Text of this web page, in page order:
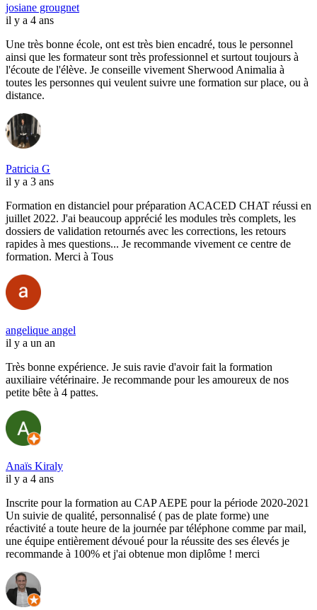
josiane grougnet
il y a 4 ans
Une très bonne école, ont est très bien encadré, tous le personnel
ainsi que les formateur sont très professionnel et surtout toujours à
l'écoute de l'élève. Je conseille vivement Sherwood Animalia à
toutes les personnes qui veulent suivre une formation sur place, ou à
distance.
Patricia G
il y a 3 ans
Formation en distanciel pour préparation ACACED CHAT réussi en
juillet 2022. J'ai beaucoup apprécié les modules très complets, les
dossiers de validation retournés avec les corrections, les retours
rapides à mes questions... Je recommande vivement ce centre de
formation. Merci à Tous
angelique angel
il y a un an
Très bonne expérience. Je suis ravie d'avoir fait la formation
auxiliaire vétérinaire. Je recommande pour les amoureux de nos
petite bête à 4 pattes.
Anaïs Kiraly
il y a 4 ans
Inscrite pour la formation au CAP AEPE pour la période 2020-2021
Un suivie de qualité, personnalisé ( pas de plate forme) une
réactivité a toute heure de la journée par téléphone comme par mail,
une équipe entièrement dévoué pour la réussite des ses élevés je
recommande à 100% et j'ai obtenue mon diplôme ! merci